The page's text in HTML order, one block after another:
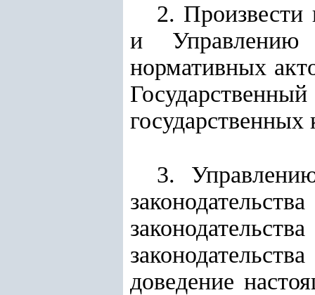
2. Произвести
и Управлению
нормативных
3.
доведение